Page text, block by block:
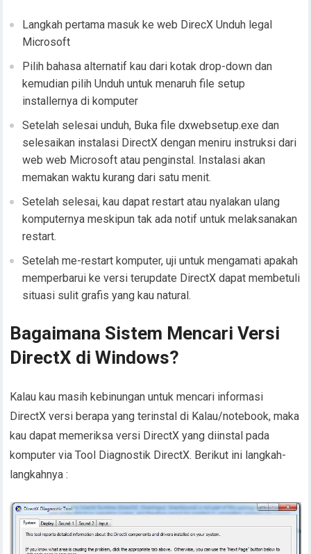
Langkah pertama masuk ke web DirecX Unduh legal
Microsoft
Pilih bahasa alternatif kau dari kotak drop-down dan
kemudian pilih Unduh untuk menaruh file setup
installernya di komputer
Setelah selesai unduh, Buka file dxwebsetup.exe dan
selesaikan instalasi DirectX dengan meniru instruksi dari
web web Microsoft atau penginstal. Instalasi akan
memakan waktu kurang dari satu menit.
Setelah selesai, kau dapat restart atau nyalakan ulang
komputernya meskipun tak ada notif untuk melaksanakan
restart.
Setelah me-restart komputer, uji untuk mengamati apakah
memperbarui ke versi terupdate DirectX dapat membetuli
situasi sulit grafis yang kau natural.
Bagaimana Sistem Mencari Versi
DirectX di Windows?
Kalau kau masih kebinungan untuk mencari informasi
DirectX versi berapa yang terinstal di Kalau/notebook, maka
kau dapat memeriksa versi DirectX yang diinstal pada
komputer via Tool Diagnostik DirectX. Berikut ini langkah-
langkahnya :